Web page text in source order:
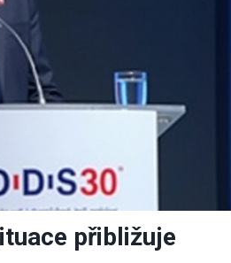
přibližuje